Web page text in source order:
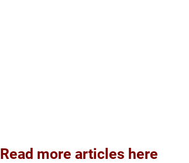
Read more articles here